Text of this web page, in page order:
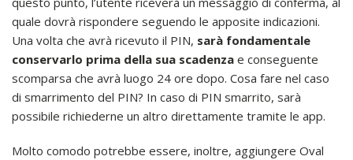
quale dovrà rispondere seguendo le apposite indicazioni.
Una volta che avrà ricevuto il PIN, sarà fondamentale
conservarlo prima della sua scadenza e conseguente
scomparsa che avrà luogo 24 ore dopo. Cosa fare nel caso
di smarrimento del PIN? In caso di PIN smarrito, sarà
possibile richiederne un altro direttamente tramite le app.
Molto comodo potrebbe essere, inoltre, aggiungere Oval